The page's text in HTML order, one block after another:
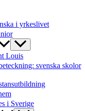
i yrkeslivet
Louis
svenska skolor
i Sverige